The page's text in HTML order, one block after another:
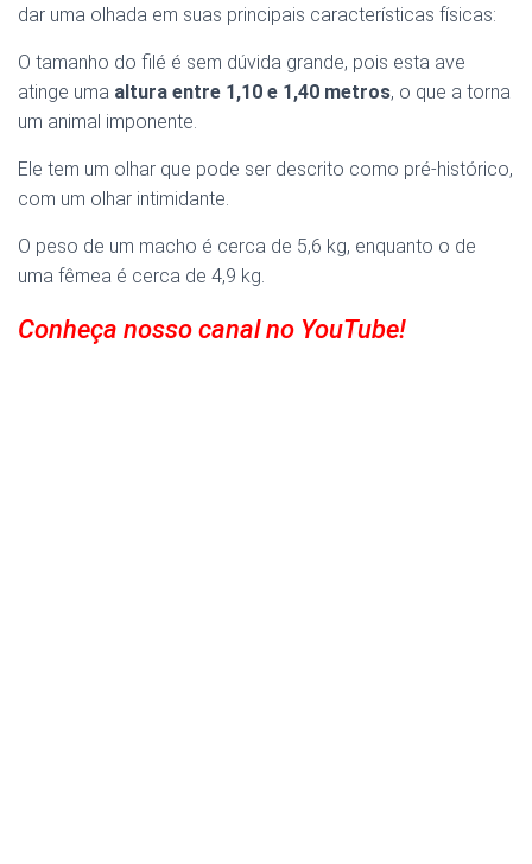
dar uma olhada em suas principais características físicas:
O tamanho do filé é sem dúvida grande, pois esta ave
atinge uma altura entre 1,10 e 1,40 metros, o que a torna
um animal imponente.
Ele tem um olhar que pode ser descrito como pré-histórico,
com um olhar intimidante.
O peso de um macho é cerca de 5,6 kg, enquanto o de
uma fêmea é cerca de 4,9 kg.
Conheça nosso canal no YouTube!